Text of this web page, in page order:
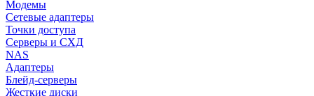
Модемы
Сетевые адаптеры
Точки доступа
Серверы и СХД
NAS
Адаптеры
Блейд-серверы
Жесткие диски